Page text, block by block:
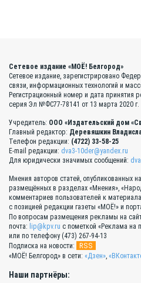
Сетевое издание «МОЁ! Белгород»
Сетевое издание, зарегистрировано
связи, информационных технологий и
Регистрационный номер и дата принятия
серия Эл №ФС77-78141 от 13 марта 2020 г.
Учредитель: ООО «Издательский дом
Главный редактор: Деревяшкин
Телефон редакции: (4722) 33-58-25
E-mail редакции: dva3-10der@yandex.ru
Для юридически значимых сообщений:
Мнения авторов статей, опубликованных
размещённых в разделах «Мнения»,
комментариев пользователей к
с позицией редакции газеты «МОЁ!» и
По вопросам размещения рекламы на
почта: lip@kpv.ru с пометкой «Реклама на
или по телефону (473) 267-94-13
Подписка на новости:
RSS
«МОЁ! Белгород» в сети: «Дзен»,
Наши партнёры: